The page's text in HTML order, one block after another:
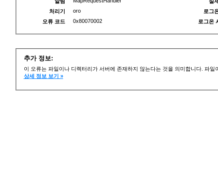
처리기
oro
오류 코드
0x80070002
로그
로그온
추가 정보:
이 오류는 파일이나 디렉터리가 서버에 존재하지 않는다는 것을 의미합니다. 파
상세 정보 보기 »